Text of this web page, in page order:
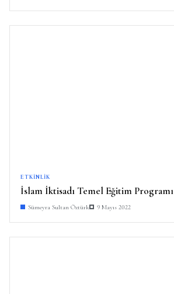
ETKINLIK
İslam İktisadı Temel Eğitim Programı
Sümeyra Sultan Öztürk 9 Mayıs 2022